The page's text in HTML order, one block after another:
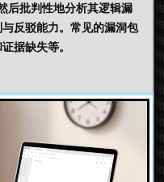
后批判性地分析其逻辑漏
反驳能力。常见的漏洞包
据缺失等。